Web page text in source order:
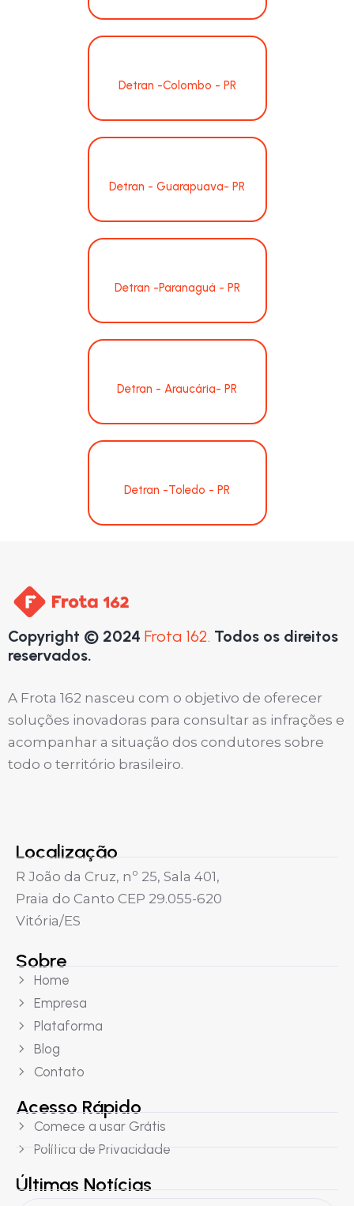
Detran -Colombo - PR
Detran - Guarapuava- PR
Detran -Paranaguá - PR
Detran - Araucária- PR
Detran -Toledo - PR
Copyright © 2024 Frota 162. Todos os direitos
reservados.
A Frota 162 nasceu com o objetivo de oferecer
soluções inovadoras para consultar as infrações e
acompanhar a situação dos condutores sobre
todo o território brasileiro.
Localização
R João da Cruz, nº 25, Sala 401,
Praia do Canto CEP 29.055-620
Vitória/ES
Sobre
Home
Empresa
Plataforma
Blog
Contato
Acesso Rápido
Comece a usar Grátis
Política de Privacidade
Últimas Notícias